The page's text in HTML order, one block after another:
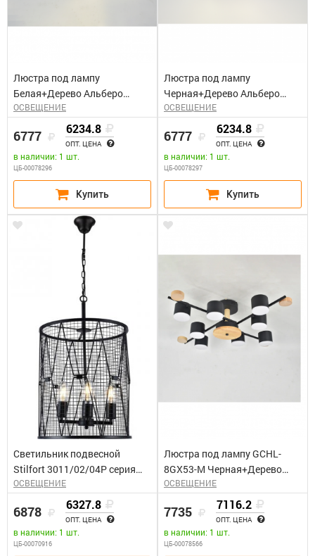
Люстра под лампу
Белая+Дерево Альберо
General GCHL-6GX53-M
ОСВЕЩЕНИЕ
6777 6234.8
ОПТ. ЦЕНА
в наличии: 1 шт.
ЦБ-00078296
Люстра под лампу
Черная+Дерево Альберо
General GCHL-6GX53-M
ОСВЕЩЕНИЕ
6777 6234.8
ОПТ. ЦЕНА
в наличии: 1 шт.
ЦБ-00078297
Светильник подвесной
Stilfort 3011/02/04Р серия
Walder
ОСВЕЩЕНИЕ
6878 6327.8
ОПТ. ЦЕНА
в наличии: 1 шт.
ЦБ-00070916
Люстра под лампу GCHL-
8GX53-M Черная+Дерево
Венто General
ОСВЕЩЕНИЕ
7735 7116.2
ОПТ. ЦЕНА
в наличии: 1 шт.
ЦБ-00078566